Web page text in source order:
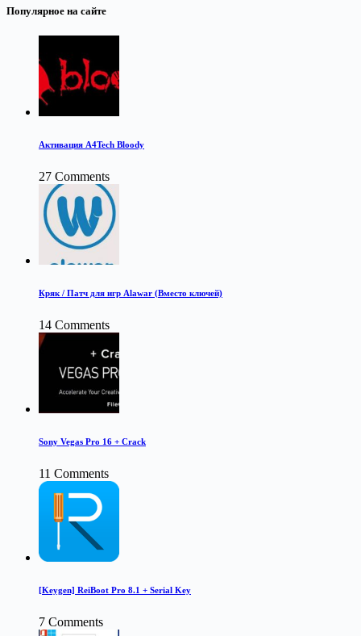
Популярное на сайте
Активация A4Tech Bloody
27 Comments
Кряк / Патч для игр Alawar (Вместо ключей)
14 Comments
Sony Vegas Pro 16 + Crack
11 Comments
[Keygen] ReiBoot Pro 8.1 + Serial Key
7 Comments